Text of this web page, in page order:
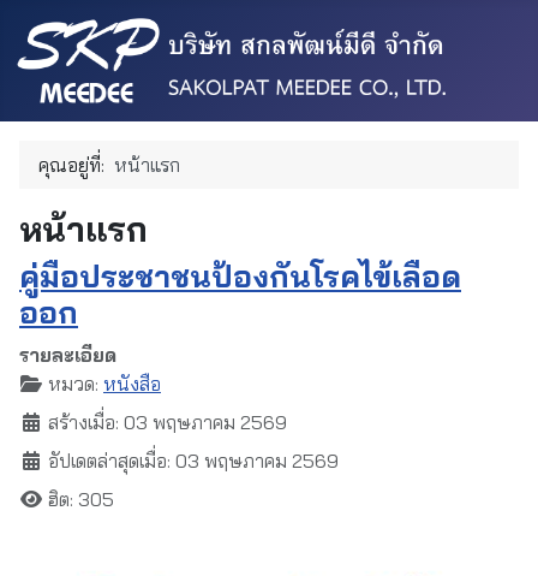
คุณอยู่ที่: หน้าแรก
หน้าแรก
คู่มือประชาชนป้องกันโรคไข้เลือด
ออก
รายละเอียด
หมวด: หนังสือ
สร้างเมื่อ: 03 พฤษภาคม 2569
อัปเดตล่าสุดเมื่อ: 03 พฤษภาคม 2569
ฮิต: 305